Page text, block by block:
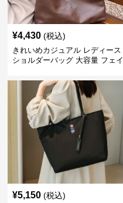
¥4,430 (税込)
きれいめカジュアル レディース
ショルダーバッグ 大容量 フェイ
2WAY ヴィンテージ風
¥5,150 (税込)